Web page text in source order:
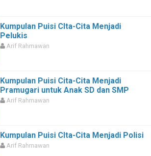
Kumpulan Puisi CIta-Cita Menjadi
Pelukis
Arif Rahmawan
Kumpulan Puisi Cita-Cita Menjadi
Pramugari untuk Anak SD dan SMP
Arif Rahmawan
Kumpulan Puisi CIta-Cita Menjadi Polisi
Arif Rahmawan